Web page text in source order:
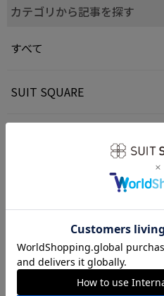
カテゴリから記事を探す
すべて
SUIT SQUARE
UNIVERSAL LANGUAGE
ONLINESTORE
お知らせ